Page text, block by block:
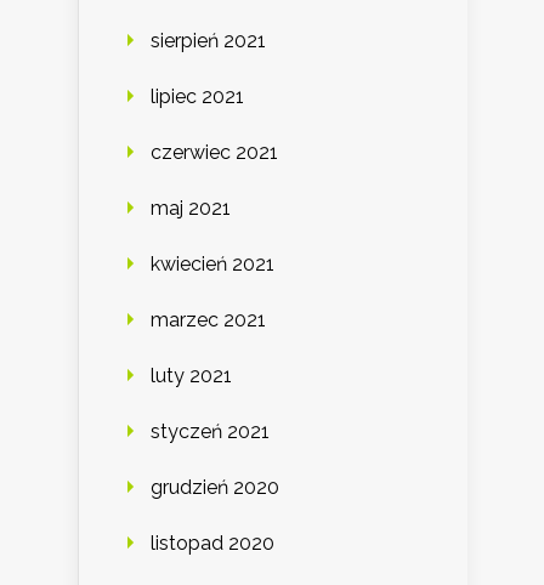
sierpień 2021
lipiec 2021
czerwiec 2021
maj 2021
kwiecień 2021
marzec 2021
luty 2021
styczeń 2021
grudzień 2020
listopad 2020